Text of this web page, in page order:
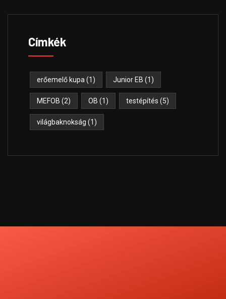
Címkék
erőemelő kupa (1) Junior EB (1)
MEFOB (2) OB (1) testépítés (5)
világbaknokság (1)